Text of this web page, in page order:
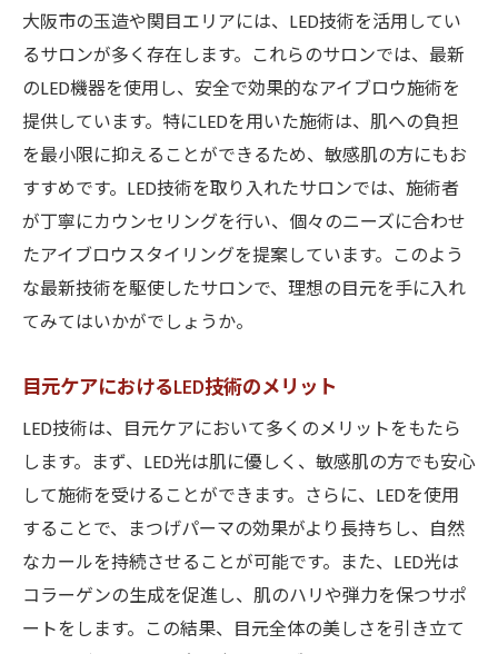
大阪市の玉造や関目エリアには、LED技術を活用してい
るサロンが多く存在します。これらのサロンでは、最新
のLED機器を使用し、安全で効果的なアイブロウ施術を
提供しています。特にLEDを用いた施術は、肌への負担
を最小限に抑えることができるため、敏感肌の方にもお
すすめです。LED技術を取り入れたサロンでは、施術者
が丁寧にカウンセリングを行い、個々のニーズに合わせ
たアイブロウスタイリングを提案しています。このよう
な最新技術を駆使したサロンで、理想の目元を手に入れ
てみてはいかがでしょうか。
目元ケアにおけるLED技術のメリット
LED技術は、目元ケアにおいて多くのメリットをもたら
します。まず、LED光は肌に優しく、敏感肌の方でも安心
して施術を受けることができます。さらに、LEDを使用
することで、まつげパーマの効果がより長持ちし、自然
なカールを持続させることが可能です。また、LED光は
コラーゲンの生成を促進し、肌のハリや弾力を保つサポ
ートをします。この結果、目元全体の美しさを引き立て